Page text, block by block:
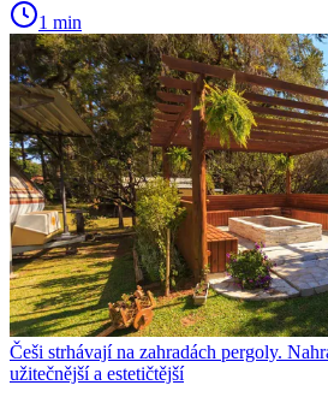
1 min
Češi strhávají na zahradách pergoly.
užitečnější a estetičtější